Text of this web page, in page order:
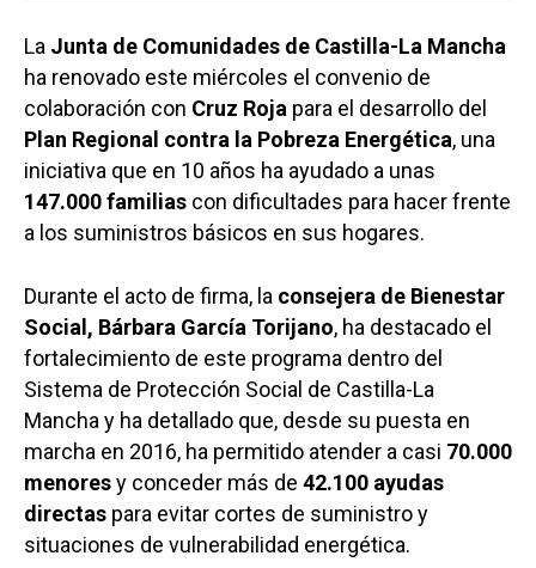
La Junta de Comunidades de Castilla-La Mancha
ha renovado este miércoles el convenio de
colaboración con Cruz Roja para el desarrollo del
Plan Regional contra la Pobreza Energética, una
iniciativa que en 10 años ha ayudado a unas
147.000 familias con dificultades para hacer frente
a los suministros básicos en sus hogares.
Durante el acto de firma, la consejera de Bienestar
Social, Bárbara García Torijano, ha destacado el
fortalecimiento de este programa dentro del
Sistema de Protección Social de Castilla-La
Mancha y ha detallado que, desde su puesta en
marcha en 2016, ha permitido atender a casi 70.000
menoresy conceder más de 42.100 ayudas
directas para evitar cortes de suministro y
situaciones de vulnerabilidad energética.